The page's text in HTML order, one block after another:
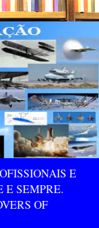
E
E SEMPRE.
OF